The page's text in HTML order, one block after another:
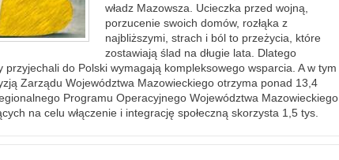
władz Mazowsza. Ucieczka przed wojną,
porzucenie swoich domów, rozłąka z
najbliższymi, strach i ból to przeżycia, które
zostawiają ślad na długie lata. Dlatego
przyjechali do Polski wymagają kompleksowego wsparcia. A w tym
Zarządu Województwa Mazowieckiego otrzyma ponad 13,4
Programu Operacyjnego Województwa Mazowieckiego
na celu włączenie i integrację społeczną skorzysta 1,5 tys.